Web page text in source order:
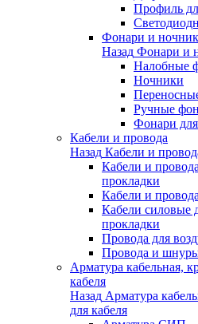
Профиль
Фонари и
Назад Фонари и
Налобные
Ночники
Ручные
Фонари
Кабели и провода
Назад Кабели и
Кабели и
прокладки
Кабели и
Кабели силовые
прокладки
Провода для
Провода и шнуры
Арматура кабельная,
кабеля
Назад Арматура
для кабеля